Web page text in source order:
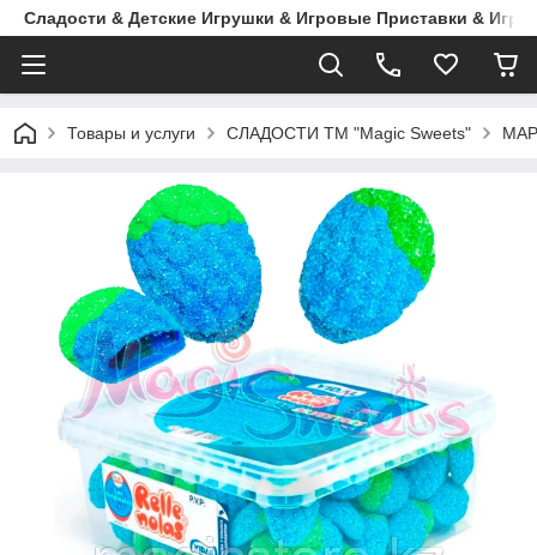
Сладости & Детские Игрушки & Игровые Приставки & Игры
Товары и услуги СЛАДОСТИ ТМ "Magic Sweets"